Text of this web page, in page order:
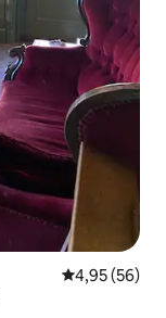
საშუალო
4,95 (56)